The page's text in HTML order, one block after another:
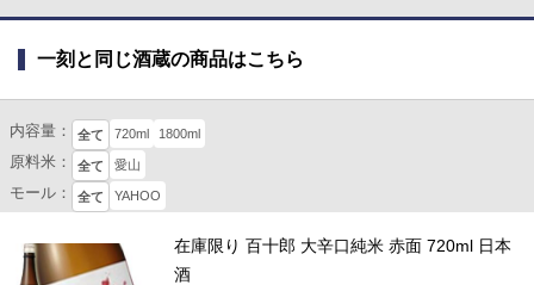
一刻と同じ酒蔵の商品はこちら
内容量： 全て 720ml 1800ml
原料米： 全て 愛山
モール： 全て YAHOO
在庫限り 百十郎 大辛口純米 赤面 720ml 日本
酒